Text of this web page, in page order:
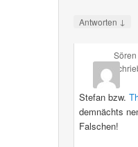
Antworten ↓
Stefan bzw.
demnächts
Falschen!